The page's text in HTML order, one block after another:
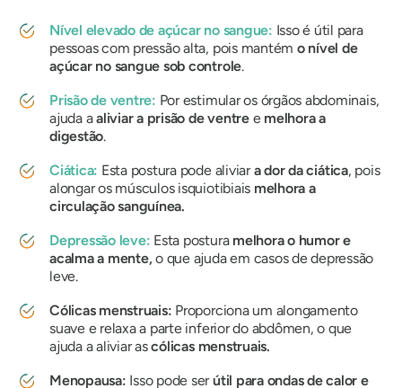
Nível elevado de açúcar no sangue: Isso é útil para
pessoas com pressão alta, pois mantém o nível de
açúcar no sangue sob controle.
Prisão de ventre: Por estimular os órgãos abdominais,
ajuda aaliviar a prisão de ventree melhora a
digestão.
Ciática: Esta postura pode aliviara dor da ciática, pois
alongar os músculos isquiotibiais melhora a
circulação sanguínea.
Depressão leve: Esta postura melhora o humor e
acalma a mente,o que ajuda em casos de depressão
leve.
Cólicas menstruais: Proporciona um alongamento
suave e relaxa a parte inferior do abdômen, o que
ajuda a aliviar ascólicas menstruais.
Menopausa: Isso pode serútil para ondas de calor e